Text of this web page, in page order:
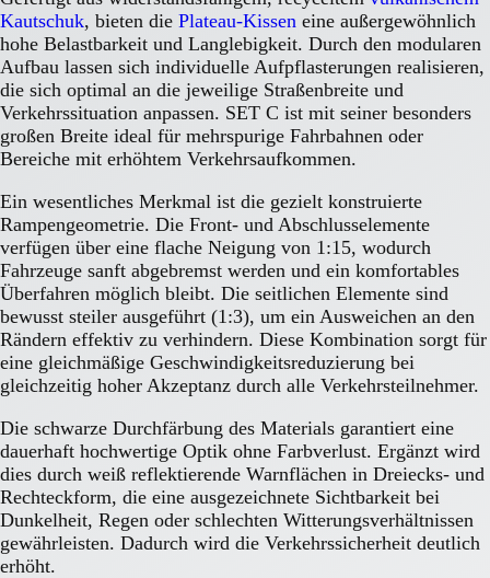
Kautschuk, bieten die Plateau-Kissen eine außergewöhnlich
hohe Belastbarkeit und Langlebigkeit. Durch den modularen
Aufbau lassen sich individuelle Aufpflasterungen realisieren,
die sich optimal an die jeweilige Straßenbreite und
Verkehrssituation anpassen. SET C ist mit seiner besonders
großen Breite ideal für mehrspurige Fahrbahnen oder
Bereiche mit erhöhtem Verkehrsaufkommen.
Ein wesentliches Merkmal ist die gezielt konstruierte
Rampengeometrie. Die Front- und Abschlusselemente
verfügen über eine flache Neigung von 1:15, wodurch
Fahrzeuge sanft abgebremst werden und ein komfortables
Überfahren möglich bleibt. Die seitlichen Elemente sind
bewusst steiler ausgeführt (1:3), um ein Ausweichen an den
Rändern effektiv zu verhindern. Diese Kombination sorgt für
eine gleichmäßige Geschwindigkeitsreduzierung bei
gleichzeitig hoher Akzeptanz durch alle Verkehrsteilnehmer.
Die schwarze Durchfärbung des Materials garantiert eine
dauerhaft hochwertige Optik ohne Farbverlust. Ergänzt wird
dies durch weiß reflektierende Warnflächen in Dreiecks- und
Rechteckform, die eine ausgezeichnete Sichtbarkeit bei
Dunkelheit, Regen oder schlechten Witterungsverhältnissen
gewährleisten. Dadurch wird die Verkehrssicherheit deutlich
erhöht.